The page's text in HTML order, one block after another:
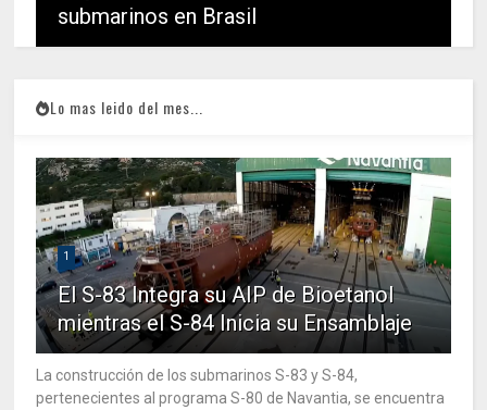
submarinos en Brasil
Lo mas leido del mes...
1
El S-83 Integra su AIP de Bioetanol
mientras el S-84 Inicia su Ensamblaje
La construcción de los submarinos S-83 y S-84,
pertenecientes al programa S-80 de Navantia, se encuentra